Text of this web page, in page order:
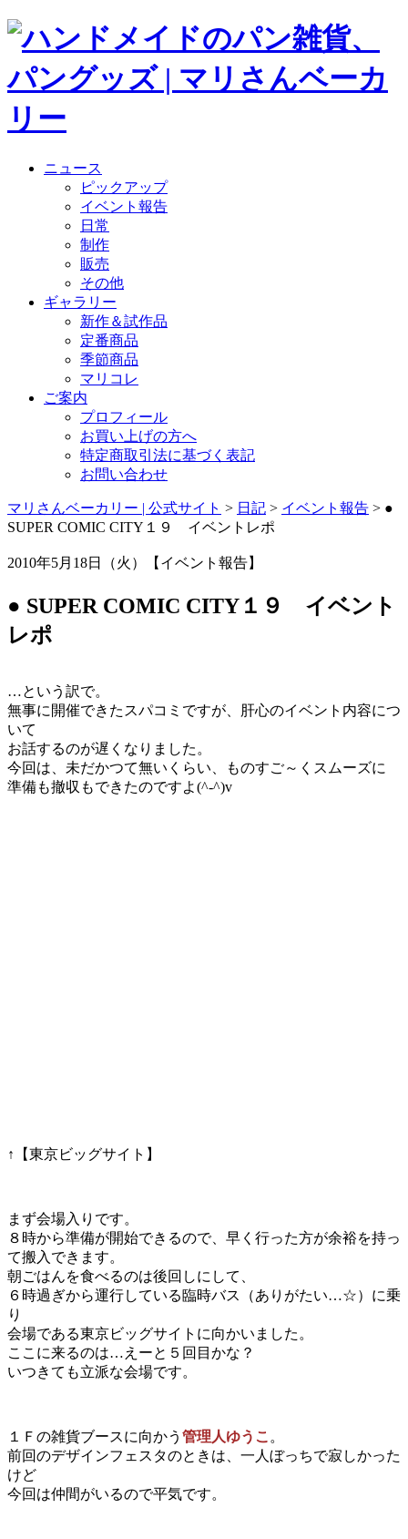
ニュース
ピックアップ
イベント報告
日常
制作
販売
その他
ギャラリー
新作＆試作品
定番商品
季節商品
マリコレ
ご案内
プロフィール
お買い上げの方へ
特定商取引法に基づく表記
お問い合わせ
マリさんベーカリー | 公式サイト > 日記 > イベント報告 > ●
SUPER COMIC CITY１９ イベントレポ
2010年5月18日（火）【イベント報告】
● SUPER COMIC CITY１９ イベント
レポ
…という訳で。
無事に開催できたスパコミですが、肝心のイベント内容につ
いて
お話するのが遅くなりました。
今回は、未だかつて無いくらい、ものすご～くスムーズに
準備も撤収もできたのですよ(^-^)v
↑【東京ビッグサイト】
まず会場入りです。
８時から準備が開始できるので、早く行った方が余裕を持っ
て搬入できます。
朝ごはんを食べるのは後回しにして、
６時過ぎから運行している臨時バス（ありがたい…☆）に乗
り
会場である東京ビッグサイトに向かいました。
ここに来るのは…えーと５回目かな？
いつきても立派な会場です。
１Ｆの雑貨ブースに向かう 管理人ゆうこ 。
前回のデザインフェスタのときは、一人ぼっちで寂しかった
けど
今回は仲間がいるので平気です。